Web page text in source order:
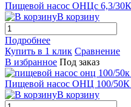
Пищевой насос ОНЦс 6,3/
В корзину
Подробнее
Купить в 1 клик Сравнение
В избранное Под заказ
Пищевой насос ОНЦ 100/50К
В корзину